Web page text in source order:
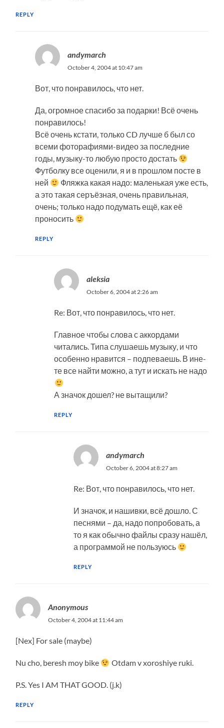
REPLY
andymarch
October 4, 2004 at 10:47 am
Вот, что понравилось, что нет.
Да, огромное спасибо за подарки! Всё очень
понравилось!
Всё очень кстати, только CD лучше б был со
всеми фоторафиями-видео за последние
годы, музыку-то любую просто достать
Футболку все оценили, я и в прошлом посте в
ней
Фляжка какая надо: маленькая уже есть,
а это такая серъёзная, очень правильная,
очень; только надо подумать ещё, как её
проносить
REPLY
aleksia
October 6, 2004 at 2:26 am
Re: Вот, что понравилось, что нет.
Главное чтобы слова с аккордами
читались. Типа слушаешь музыку, и что
особенно нравится – подпеваешь. В ине-
те все найти можно, а тут и искать не надо
А значок дошел? не вытащили?
REPLY
andymarch
October 6, 2004 at 8:27 am
Re: Вот, что понравилось, что нет.
И значок, и нашивки, всё дошло. С
песнями – да, надо попробовать, а
то я как обычно файлы сразу нашёл,
а программой не пользуюсь
REPLY
Anonymous
October 4, 2004 at 11:44 am
[Nex] For sale (maybe)
Nu cho, beresh moy bike Otdam v xoroshiye ruki.
P.S. Yes I AM THAT GOOD. (j.k)
REPLY